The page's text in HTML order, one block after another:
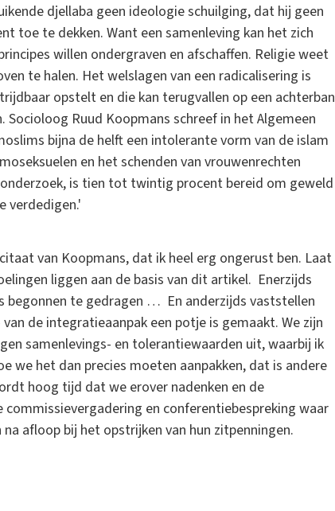
djellaba geen ideologie schuilging, dat hij geen
toe te dekken. Want een samenleving kan het zich
willen ondergraven en afschaffen. Religie weet
te halen. Het welslagen van een radicalisering is
opstelt en die kan terugvallen op een achterban
Ruud Koopmans schreef in het Algemeen
bijna de helft een intolerante vorm van de islam
en het schenden van vrouwenrechten
is tien tot twintig procent bereid om geweld
verdedigen.'
van Koopmans, dat ik heel erg ongerust ben. Laat
liggen aan de basis van dit artikel. Enerzijds
begonnen te gedragen … En anderzijds vaststellen
de integratieaanpak een potje is gemaakt. We zijn
samenlevings- en tolerantiewaarden uit, waarbij ik
we het dan precies moeten aanpakken, dat is andere
hoog tijd dat we erover nadenken en de
en conferentiebespreking waar
afloop bij het opstrijken van hun zitpenningen.